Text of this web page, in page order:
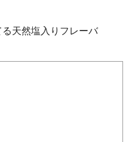
天然塩入りフレーバ